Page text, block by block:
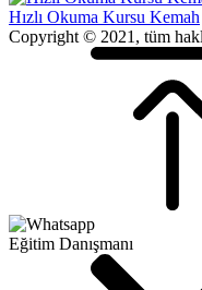
Hızlı Okuma Kursu Kemah
Copyright © 2021, tüm
Eğitim Danışmanı